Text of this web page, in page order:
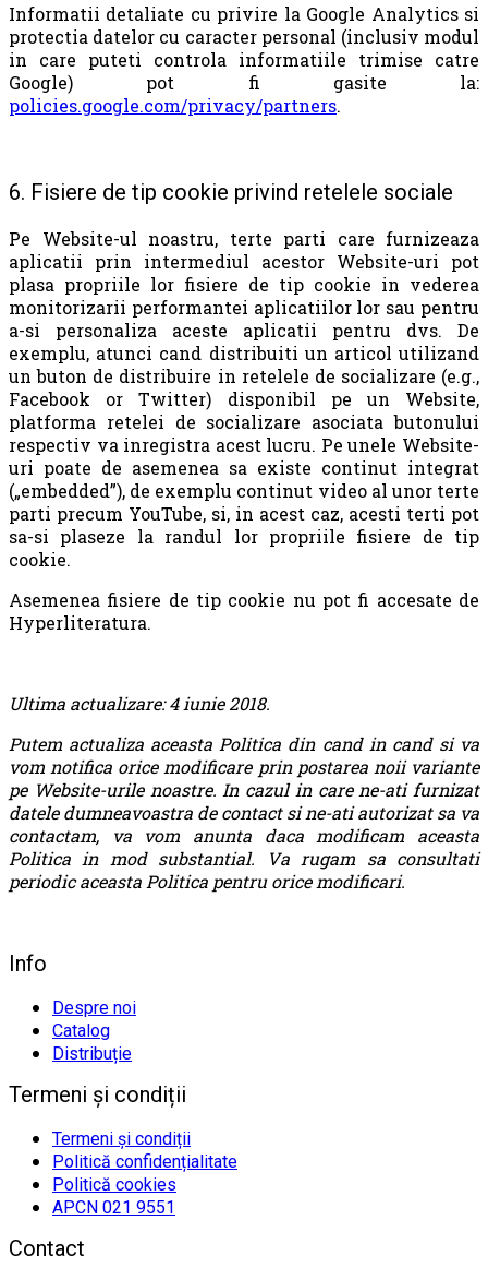
Informatii detaliate cu privire la Google Analytics si
protectia datelor cu caracter personal (inclusiv modul
in care puteti controla informatiile trimise catre
Google) pot fi gasite la:
policies.google.com/privacy/partners.
6. Fisiere de tip cookie privind retelele sociale
Pe Website-ul noastru, terte parti care furnizeaza
aplicatii prin intermediul acestor Website-uri pot
plasa propriile lor fisiere de tip cookie in vederea
monitorizarii performantei aplicatiilor lor sau pentru
a-si personaliza aceste aplicatii pentru dvs. De
exemplu, atunci cand distribuiti un articol utilizand
un buton de distribuire in retelele de socializare (e.g.,
Facebook or Twitter) disponibil pe un Website,
platforma retelei de socializare asociata butonului
respectiv va inregistra acest lucru. Pe unele Website-
uri poate de asemenea sa existe continut integrat
(„embedded”), de exemplu continut video al unor terte
parti precum YouTube, si, in acest caz, acesti terti pot
sa-si plaseze la randul lor propriile fisiere de tip
cookie.
Asemenea fisiere de tip cookie nu pot fi accesate de
Hyperliteratura.
Ultima actualizare: 4 iunie 2018.
Putem actualiza aceasta Politica din cand in cand si va
vom notifica orice modificare prin postarea noii variante
pe Website-urile noastre. In cazul in care ne-ati furnizat
datele dumneavoastra de contact si ne-ati autorizat sa va
contactam, va vom anunta daca modificam aceasta
Politica in mod substantial. Va rugam sa consultati
periodic aceasta Politica pentru orice modificari.
Info
Despre noi
Catalog
Distribuție
Termeni și condiții
Termeni și condiții
Politică confidențialitate
Politică cookies
APCN 021 9551
Contact